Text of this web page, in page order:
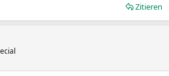
Zitieren